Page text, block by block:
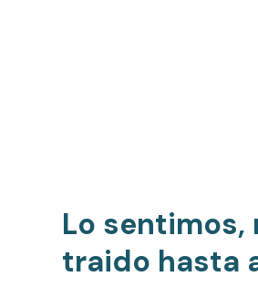
Lo sentimos,
traido hasta